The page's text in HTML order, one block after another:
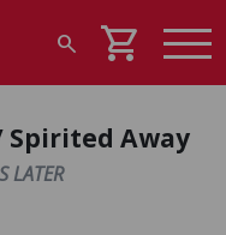
search shopping_cart
Away
LATER